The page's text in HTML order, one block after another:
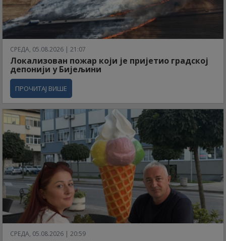
СРЕДА, 05.08.2026 | 21:07
Локализован пожар који је пријетио градској
депонији у Бијељини
ПРОЧИТАЈ ВИШЕ
СРЕДА, 05.08.2026 | 20:59